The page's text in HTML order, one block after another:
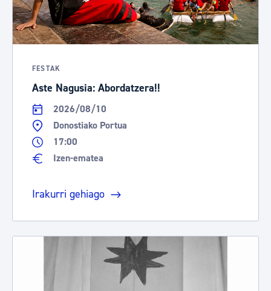
FESTAK
Aste Nagusia: Abordatzera!!
2026/08/10
Donostiako Portua
17:00
Izen-ematea
Irakurri gehiago